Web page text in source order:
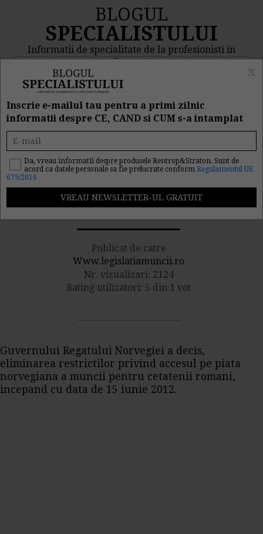
BLOGUL
SPECIALISTULUI
Informatii de specialitate de la profesionisti in
domeniu
MENIU
Vesti bune: Guvernul
norvegian a eliminat
restrictiile pe piata
muncii pentru romani
Publicat de catre
Www.legislatiamuncii.ro
Nr. vizualizari: 2124
Rating utilizatori: 5 din 1 vot
Guvernului Regatului Norvegiei a decis,
eliminarea restrictilor privind accesul pe piata
norvegiana a muncii pentru cetatenii romani,
incepand cu data de 15 iunie 2012.
Inscrie e-mailul tau pentru a primi zilnic
informatii despre CE, CAND si CUM s-a intamplat
Da, vreau informatii despre produsele Rentrop&Straton. Sunt de
acord ca datele personale sa fie prelucrate conform Regulamentul UE
679/2016